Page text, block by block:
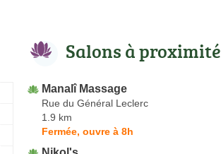
Salons à proximité
Manalî Massage
Rue du Général Leclerc
1.9 km
Fermée, ouvre à 8h